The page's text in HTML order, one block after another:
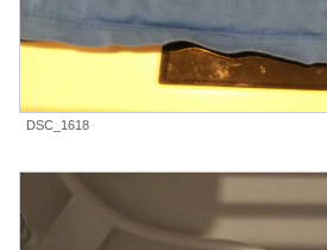
DSC_1618